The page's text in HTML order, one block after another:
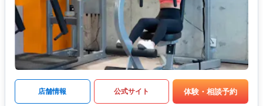
店舗情報 公式サイト 体験・相談予約